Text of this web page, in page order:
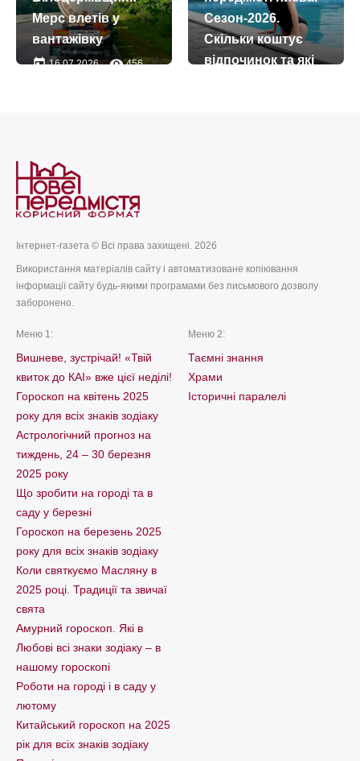
Мерс влетів у
вантажівку
today16.07.2026 remove_red_eye456
Сезон-2026.
Скільки коштує
відпочинок та які
Інтернет-газета © Всі права захищені. 2026
Використання матеріалів сайту і автоматизоване копіювання
інформації сайту будь-якими програмами без письмового дозволу
заборонено.
Меню 1:
Вишневе, зустрічай! «Твій
квиток до КАІ» вже цієї неділі!
Гороскоп на квітень 2025
року для всіх знаків зодіаку
Астрологічний прогноз на
тиждень, 24 – 30 березня
2025 року
Що зробити на городі та в
саду у березні
Гороскоп на березень 2025
року для всіх знаків зодіаку
Коли святкуємо Масляну в
2025 році. Традиції та звичаї
свята
Амурний гороскоп. Які в
Любові всі знаки зодіаку – в
нашому гороскопі
Pоботи на городі і в саду у
лютому
Китайський гороскоп на 2025
рік для всіх знаків зодіаку
Меню 2:
Таємні знання
Храми
Історичні паралелі